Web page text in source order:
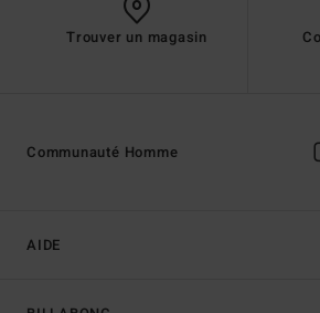
Trouver un magasin
AIDE
Communauté Homme